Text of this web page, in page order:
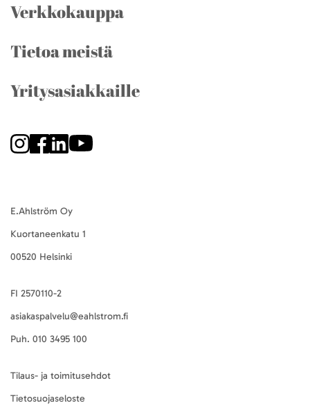
Verkkokauppa
Tietoa meistä
Yritysasiakkaille
E.Ahlström Oy
Kuortaneenkatu 1
00520 Helsinki
FI 2570110-2
asiakaspalvelu@eahlstrom.fi
Puh. 010 3495 100
Tilaus- ja toimitusehdot
Tietosuojaseloste